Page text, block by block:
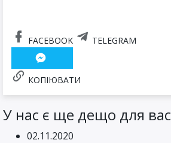
FACEBOOK TELEGRAM
КОПІЮВАТИ
У нас є ще дещо для вас
02.11.2020